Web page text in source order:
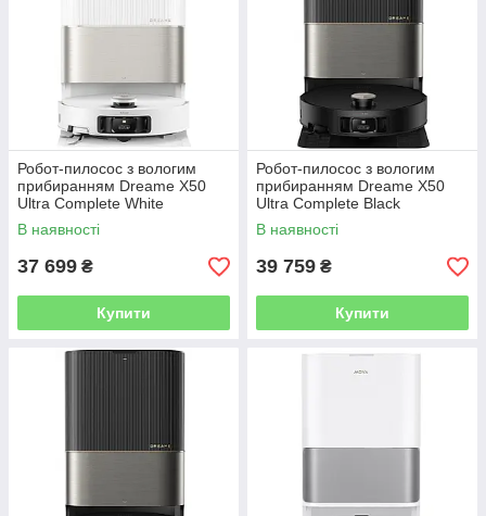
Робот-пилосос з вологим
прибиранням Dreame X50
Ultra Complete White
В наявності
37 699 ₴
Купити
Робот-пилосос з вологим
прибиранням Dreame X50
Ultra Complete Black
В наявності
39 759 ₴
Купити